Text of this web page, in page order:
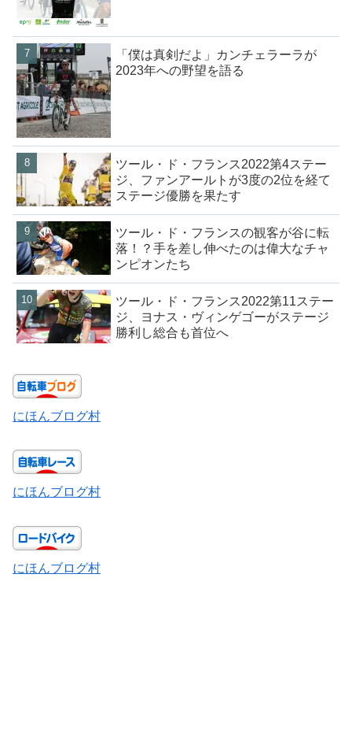
「僕は真剣だよ」カンチェラーラが
2023年への野望を語る
ツール・ド・フランス2022第4ステー
ジ、ファンアールトが3度の2位を経て
ステージ優勝を果たす
ツール・ド・フランスの観客が谷に転
落！？手を差し伸べたのは偉大なチャ
ンピオンたち
ツール・ド・フランス2022第11ステー
ジ、ヨナス・ヴィンゲゴーがステージ
勝利し総合も首位へ
にほんブログ村
にほんブログ村
にほんブログ村